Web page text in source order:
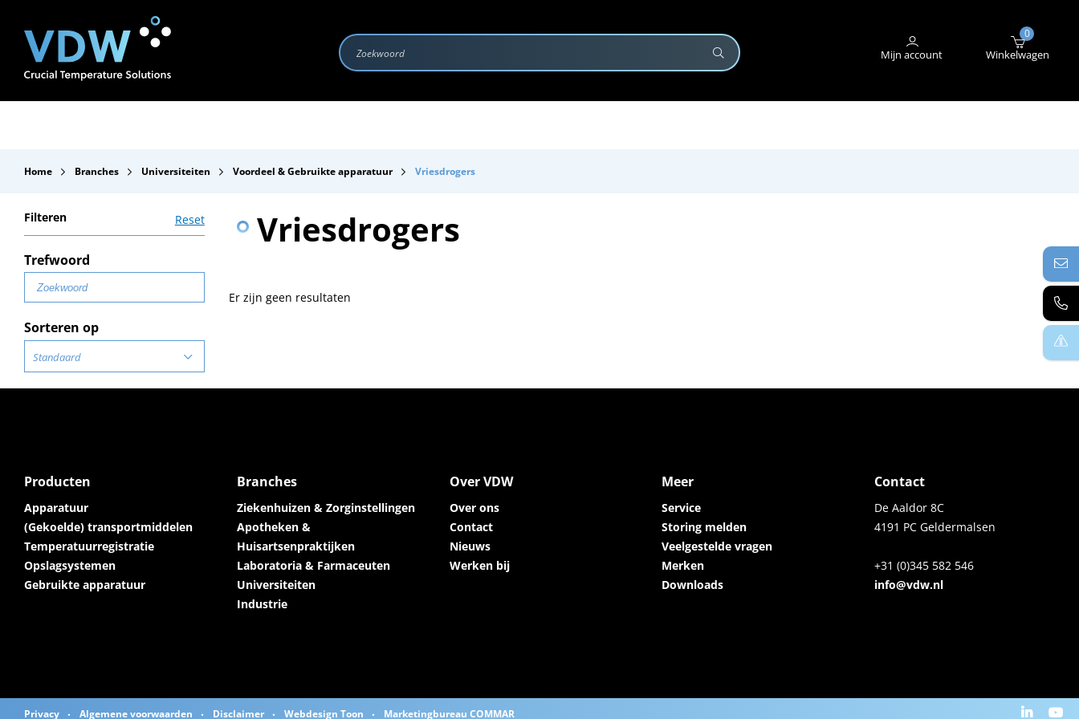
Mijn account
0
Winkelwagen
Branches STORING MELDEN
Home Branches Universiteiten Voordeel & Gebruikte apparatuur Vriesdrogers
Filteren
Trefwoord
Reset
Sorteren op
Standaard
Vriesdrogers
Er zijn geen resultaten
Producten
Apparatuur
(Gekoelde) transportmiddelen
Temperatuurregistratie
Opslagsystemen
Gebruikte apparatuur
Branches
Ziekenhuizen & Zorginstellingen
Apotheken &
Huisartsenpraktijken
Laboratoria & Farmaceuten
Universiteiten
Industrie
Over VDW
Over ons
Contact
Nieuws
Werken bij
Meer
Service
Storing melden
Veelgestelde vragen
Merken
Downloads
Contact
De Aaldor 8C
4191 PC Geldermalsen
+31 (0)345 582 546
info@vdw.nl
Privacy Algemene voorwaarden Disclaimer Webdesign Toon Marketingbureau COMMAR